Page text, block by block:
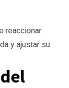
reaccionar
y ajustar su